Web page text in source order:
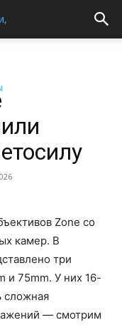
Zone со
камер. В
три
и 75mm. У них 16-
сложная
— смотрим